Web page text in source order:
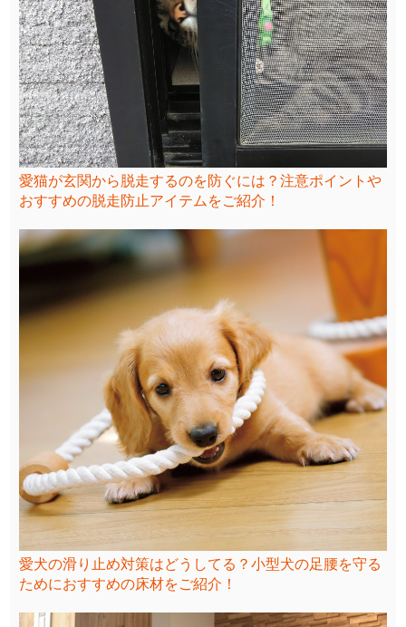
愛猫が玄関から脱走するのを防ぐには？注意ポイントや
おすすめの脱走防止アイテムをご紹介！
愛犬の滑り止め対策はどうしてる？小型犬の足腰を守る
ためにおすすめの床材をご紹介！